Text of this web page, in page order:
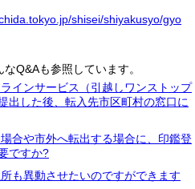
shisei/shiyakusyo/gyo
Q&Aも参照しています。
インサービス（引越しワンストップ
出した後、転入先市区町村の窓口に
合や市外へ転出する場合に、印鑑登
ですか?
も異動させたいのですができます